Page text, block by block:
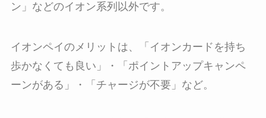
ン」などのイオン系列以外です。
イオンペイのメリットは、「イオンカードを持ち
歩かなくても良い」・「ポイントアップキャンペ
ーンがある」・「チャージが不要」など。